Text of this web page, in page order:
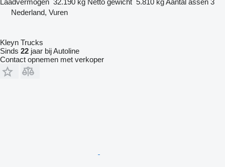
Nederland, Vuren
Kleyn Trucks
Sinds 22 jaar bij Autoline
Contact opnemen met verkoper